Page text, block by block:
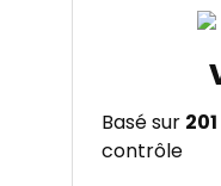
Basé sur 201
contrôle